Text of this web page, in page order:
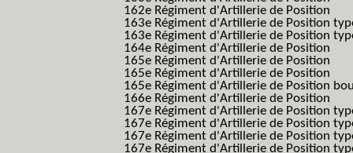
162e Régiment d'Artillerie de Position
163e Régiment d'Artillerie de Position
163e Régiment d'Artillerie de Position
164e Régiment d'Artillerie de Position
165e Régiment d'Artillerie de Position
165e Régiment d'Artillerie de Position
165e Régiment d'Artillerie de Position
166e Régiment d'Artillerie de Position
167e Régiment d'Artillerie de Position
167e Régiment d'Artillerie de Position
167e Régiment d'Artillerie de Position
167e Régiment d'Artillerie de Position